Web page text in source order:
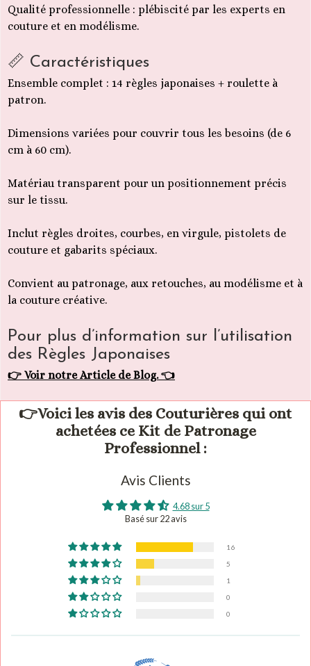
Qualité professionnelle : plébiscité par les experts en
couture et en modélisme.
📏 Caractéristiques
Ensemble complet : 14 règles japonaises + roulette à
patron.
Dimensions variées pour couvrir tous les besoins (de 6
cm à 60 cm).
Matériau transparent pour un positionnement précis
sur le tissu.
Inclut règles droites, courbes, en virgule, pistolets de
couture et gabarits spéciaux.
Convient au patronage, aux retouches, au modélisme et à
la couture créative.
Pour plus d’information sur l’utilisation
des Règles Japonaises
👉 Voir notre Article de Blog. 👈
👉Voici les avis des Couturières qui ont
achetées ce Kit de Patronage
Professionnel :
Avis Clients
4.68 sur 5
Basé sur 22 avis
16
5
1
0
0